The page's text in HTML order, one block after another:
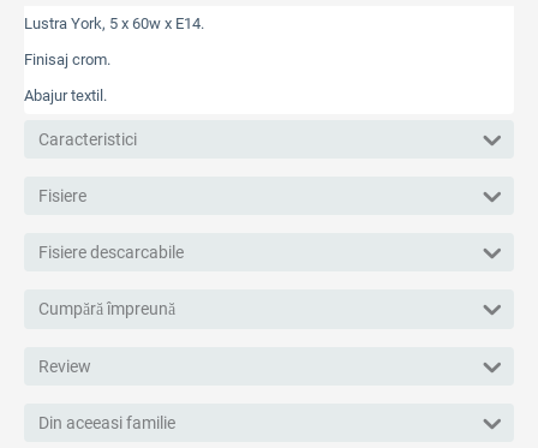
Lustra York, 5 x 60w x E14.
Finisaj crom.
Abajur textil.
Caracteristici
Fisiere
Fisiere descarcabile
Cumpără împreună
Review
Din aceeasi familie